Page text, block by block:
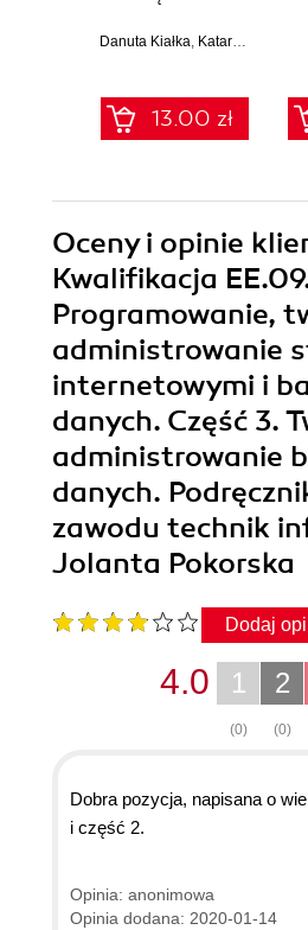
podstawowej.
Danuta Kiałka, Katarzyna Kiałka
13.00 zł
Oceny i opinie
Kwalifikacja
Programowanie,
administrowanie
internetowymi i
danych. Część 3.
administrowanie
danych.
zawodu technik
Jolanta Pokorska
Dodaj
2
(0)
1
(0)
4.0
Dobra pozycja, napisana o
i część 2.
Opinia: anonimowa
Opinia dodana: 2020-01-14